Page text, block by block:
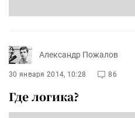
Александр Пожалов
30 января 2014, 10:28 86
Где логика?